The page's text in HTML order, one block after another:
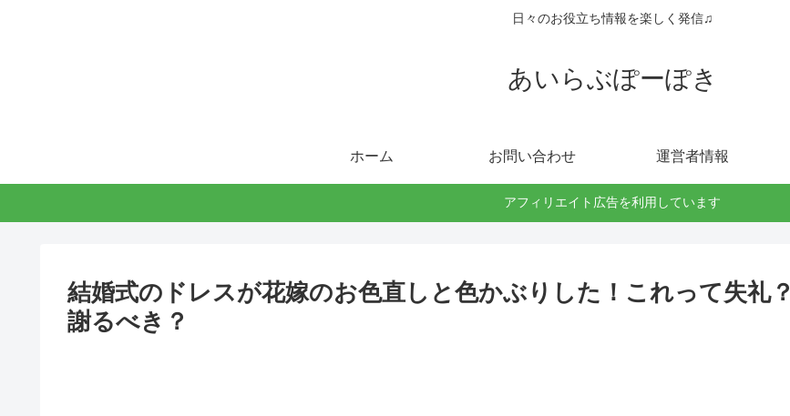
日々のお役立ち情報を楽しく発信♫
あいらぶぽーぽき
ホーム お問い合わせ 運営者情報
アフィリエイト広告を利用しています
結婚式のドレスが花嫁のお色直しと色かぶりした！これって失礼？
謝るべき？